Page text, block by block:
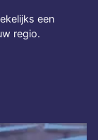
een
regio.